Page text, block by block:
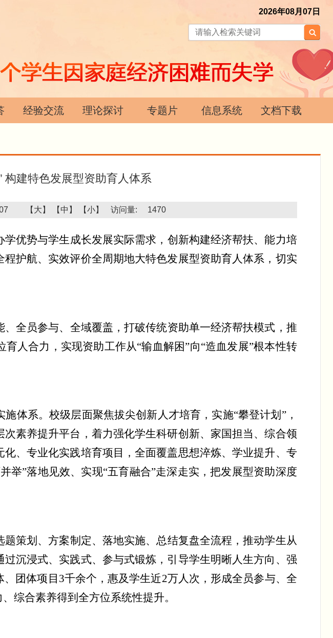
2026年08月07日
经验交流 理论探讨 专题片 信息系统 文档下载
构建特色发展型资助育人体系
【大】 【中】 【小】 访问量: 1470
优势与学生成长发展实际需求，创新构建经济帮扶、能力培
护航、实效评价全周期地大特色发展型资助育人体系，切实
全员参与、全域覆盖，打破传统资助单一经济帮扶模式，推
育人合力，实现资助工作从“输血解困”向“造血发展”根本性转
体系。校级层面聚焦拔尖创新人才培育， 实施“攀登计划”，
次素养提升平台，着力强化学生科研创新、家国担当、综合领
、专业化实践培育项目，全面覆盖思想淬炼、学业提升、专
举”落地见效、 实现“五育融合”走深走实，把发展型资助深度
策划、方案制定、落地实施、总结复盘全流程，推动学生从
沉浸式、实践式、参与式锻炼，引导学生明晰人生方向、强
、团体项目 3千余个 ，惠及学生近2万人次，形成全员参与、全
综合素养得到全方位系统性提升。